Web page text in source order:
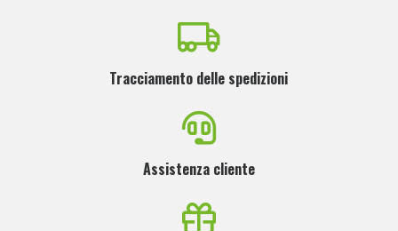
Tracciamento delle spedizioni
Assistenza cliente